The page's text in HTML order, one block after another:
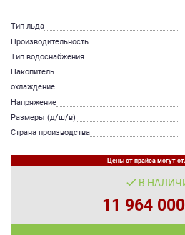
Тип льда
Производительность
Тип водоснабжения
Накопитель
охлаждение
Напряжение
Размеры (д/ш/в)
Страна производства
Цены от прайса могут
В
11 964